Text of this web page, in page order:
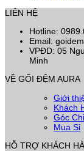
LIÊN HỆ
Hotline:
Email:
VPĐD: 05
Minh
VỀ GỐI ĐỆM AURA
Giới
Khách
Góc
Mua Sỉ
HỖ TRỢ KHÁCH